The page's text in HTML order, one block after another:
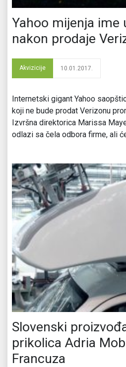
Yahoo mijenja ime
nakon prodaje
Akvizicije 10.01.2017.
Internetski gigant Yahoo
koji ne bude prodat Verizonu
Izvršna direktorica Marissa
odlazi sa čela odbora firme, ali
Slovenski
prikolica Adria
Francuza